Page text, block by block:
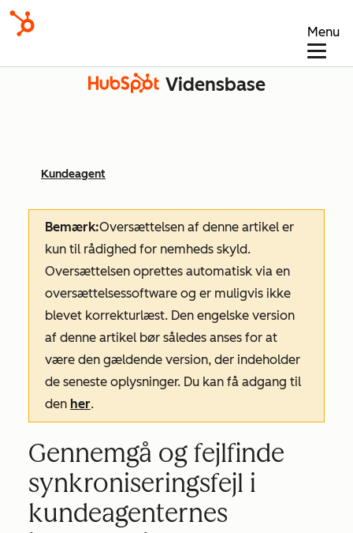
Menu
Vidensbase
Kundeagent
Bemærk:Oversættelsen af denne artikel er
kun til rådighed for nemheds skyld.
Oversættelsen oprettes automatisk via en
oversættelsessoftware og er muligvis ikke
blevet korrekturlæst. Den engelske version
af denne artikel bør således anses for at
være den gældende version, der indeholder
de seneste oplysninger. Du kan få adgang til
den her.
Gennemgå og fejlfinde
synkroniseringsfejl i
kundeagenternes